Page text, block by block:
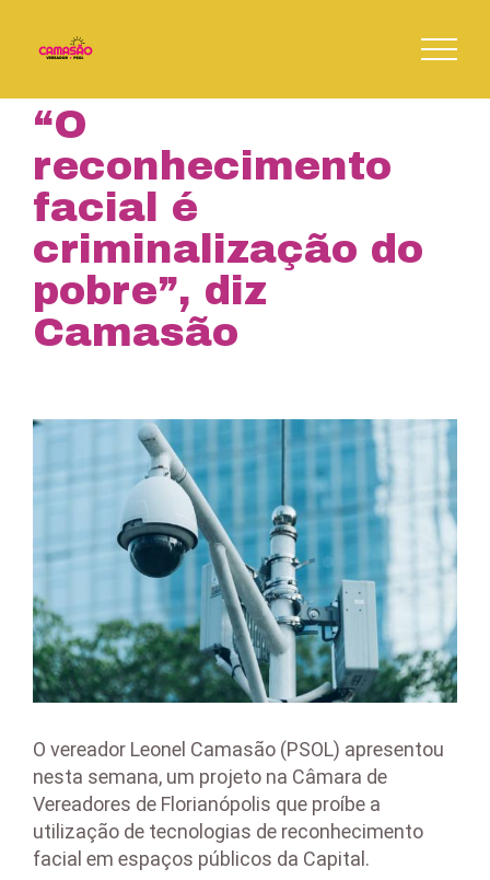
“O
reconhecimento
facial é
criminalização do
pobre”, diz
Camasão
View
Image
O vereador Leonel Camasão (PSOL) apresentou
nesta semana, um projeto na Câmara de
Vereadores de Florianópolis que proíbe a
utilização de tecnologias de reconhecimento
facial em espaços públicos da Capital.